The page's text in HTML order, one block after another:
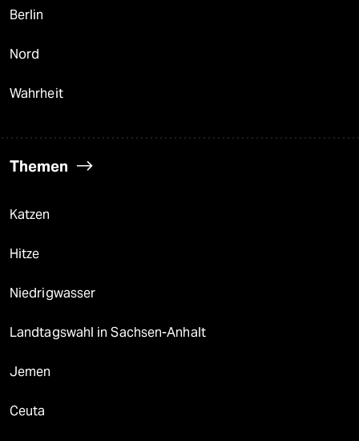
Berlin
Nord
Wahrheit
Themen
Katzen
Hitze
Niedrigwasser
Landtagswahl in Sachsen-Anhalt
Jemen
Ceuta